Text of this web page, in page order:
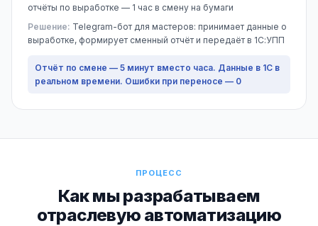
отчёты по выработке — 1 час в смену на бумаги
Решение: Telegram-бот для мастеров: принимает данные о
выработке, формирует сменный отчёт и передаёт в 1С:УПП
Отчёт по смене — 5 минут вместо часа. Данные в 1С в
реальном времени. Ошибки при переносе — 0
ПРОЦЕСС
Как мы разрабатываем
отраслевую автоматизацию